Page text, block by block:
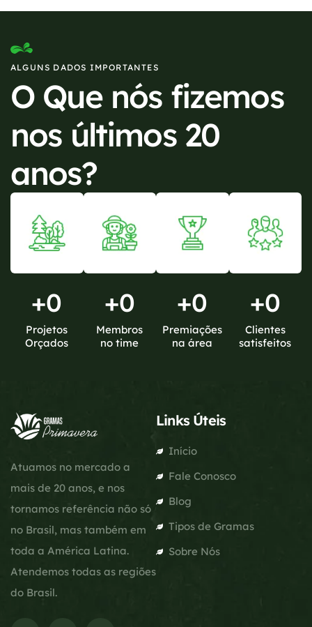
ALGUNS DADOS IMPORTANTES
O Que nós fizemos
nos últimos 20
anos?
+0
Projetos
Orçados
+0
Membros
no time
+0
Premiações
na área
+0
Clientes
satisfeitos
Atuamos no mercado a
mais de 20 anos, e nos
tornamos referência não só
no Brasil, mas também em
toda a América Latina.
Atendemos todas as regiões
do Brasil.
Links Úteis
Início
Fale Conosco
Blog
Tipos de Gramas
Sobre Nós